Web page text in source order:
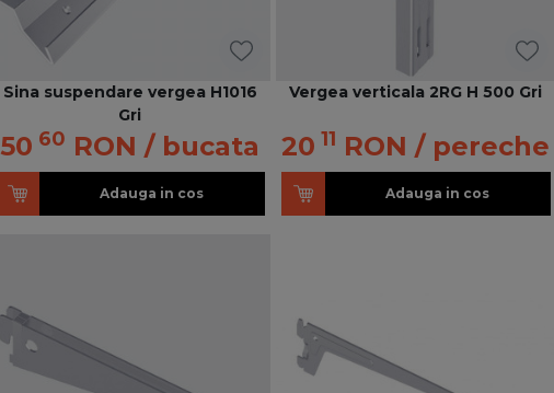
Sina suspendare vergea H1016
Gri
50 60 RON / bucata
Adauga in cos
Vergea verticala 2RG H 500 Gri
20 11 RON / pereche
Adauga in cos